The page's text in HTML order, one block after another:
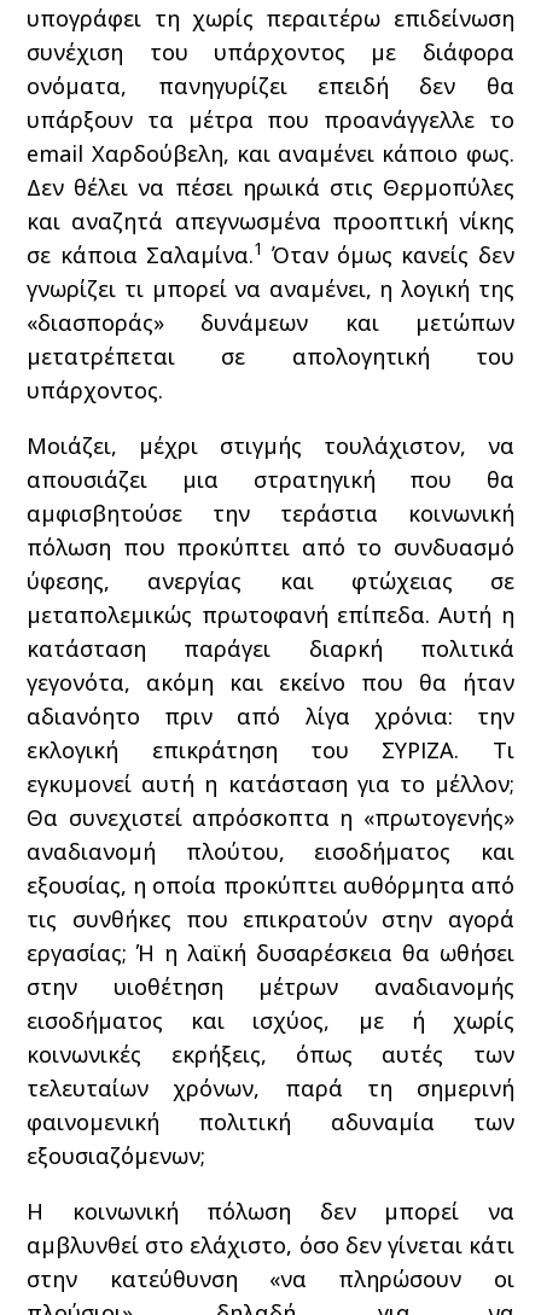
υπογράφει τη χωρίς περαιτέρω επιδείνωση
συνέχιση του υπάρχοντος με διάφορα
ονόματα, πανηγυρίζει επειδή δεν θα
υπάρξουν τα μέτρα που προανάγγελλε το
email Χαρδούβελη, και αναμένει κάποιο φως.
Δεν θέλει να πέσει ηρωικά στις Θερμοπύλες
και αναζητά απεγνωσμένα προοπτική νίκης
σε κάποια Σαλαμίνα.1 Όταν όμως κανείς δεν
γνωρίζει τι μπορεί να αναμένει, η λογική της
«διασποράς» δυνάμεων και μετώπων
μετατρέπεται σε απολογητική του
υπάρχοντος.
Μοιάζει, μέχρι στιγμής τουλάχιστον, να
απουσιάζει μια στρατηγική που θα
αμφισβητούσε την τεράστια κοινωνική
πόλωση που προκύπτει από το συνδυασμό
ύφεσης, ανεργίας και φτώχειας σε
μεταπολεμικώς πρωτοφανή επίπεδα. Αυτή η
κατάσταση παράγει διαρκή πολιτικά
γεγονότα, ακόμη και εκείνο που θα ήταν
αδιανόητο πριν από λίγα χρόνια: την
εκλογική επικράτηση του ΣΥΡΙΖΑ. Τι
εγκυμονεί αυτή η κατάσταση για το μέλλον;
Θα συνεχιστεί απρόσκοπτα η «πρωτογενής»
αναδιανομή πλούτου, εισοδήματος και
εξουσίας, η οποία προκύπτει αυθόρμητα από
τις συνθήκες που επικρατούν στην αγορά
εργασίας; Ή η λαϊκή δυσαρέσκεια θα ωθήσει
στην υιοθέτηση μέτρων αναδιανομής
εισοδήματος και ισχύος, με ή χωρίς
κοινωνικές εκρήξεις, όπως αυτές των
τελευταίων χρόνων, παρά τη σημερινή
φαινομενική πολιτική αδυναμία των
εξουσιαζόμενων;
Η κοινωνική πόλωση δεν μπορεί να
αμβλυνθεί στο ελάχιστο, όσο δεν γίνεται κάτι
στην κατεύθυνση «να πληρώσουν οι